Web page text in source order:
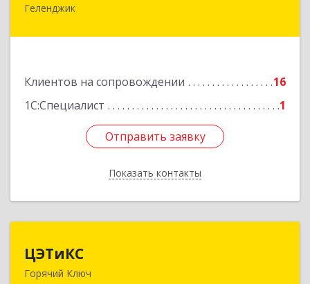
Геленджик
Клиентов на сопровождении
16
1С:Специалист
1
Отправить заявку
Показать контакты
353460, Краснодарский край, Геленджик г,
Отправить заявку
Назад
ЦЭТиКС
Горячий Ключ
353290, Краснодарский край, Горячий Ключ г,